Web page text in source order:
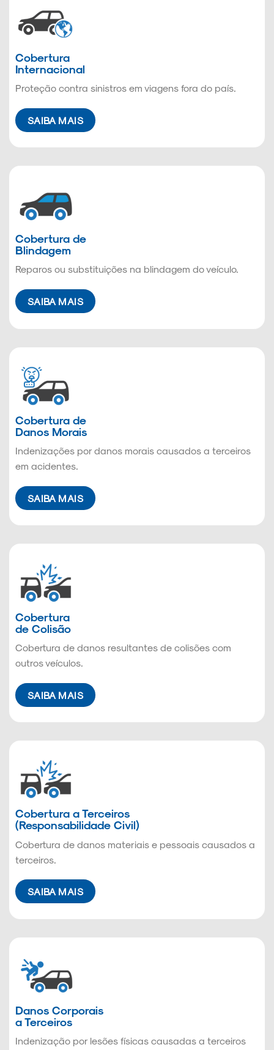
Cobertura
Internacional
Proteção contra sinistros em viagens fora do país.
SAIBA MAIS
Cobertura de
Blindagem
Reparos ou substituições na blindagem do veículo.
SAIBA MAIS
Cobertura de
Danos Morais
Indenizações por danos morais causados a terceiros
em acidentes.
SAIBA MAIS
Cobertura
de Colisão
Cobertura de danos resultantes de colisões com
outros veículos.
SAIBA MAIS
Cobertura a Terceiros
(Responsabilidade Civil)
Cobertura de danos materiais e pessoais causados a
terceiros.
SAIBA MAIS
Danos Corporais
a Terceiros
Indenização por lesões físicas causadas a terceiros